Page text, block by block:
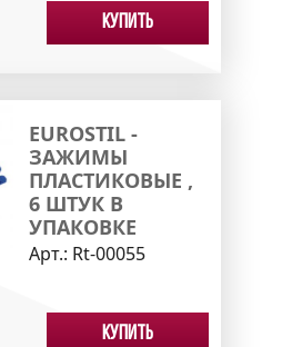
Купить
EUROSTIL -
ЗАЖИМЫ
ПЛАСТИКОВЫЕ ,
6 ШТУК В
УПАКОВКЕ
Арт.: Rt-00055
Купить